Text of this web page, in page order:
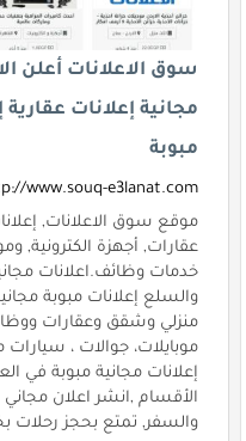
سوق الاعلانات أعلن
مجانية إعلانات عقارية
مبوبة
www.souq-e3lanat.com/
موقع سوق الاعلانات,
عقارات, أجهزة الكترونية,
خدمات وظائف.اعلانات
والسلع إعلانات مبوبة
منزلي وشقق وعقارات
موبايلات، جوالات ، سيارات
إعلانات مجانية مبوبة في
الأقسام ,انشر اعلان
والسفر, ‏تمتع بحجز رحلات